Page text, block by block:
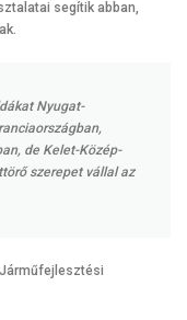
segítik abban,
Nyugat-
de Kelet-Közép-
szerepet vállal az